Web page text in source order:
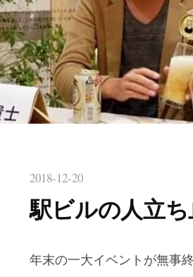
2018-12-20
駅ビルの人立
年末の一大イベントが無事終